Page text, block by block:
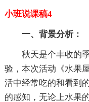
小班说课稿4
一、背景分析：
秋天是个丰收的
验，本次活动《水果
活中经常吃的和看到
的感知，无论上水果